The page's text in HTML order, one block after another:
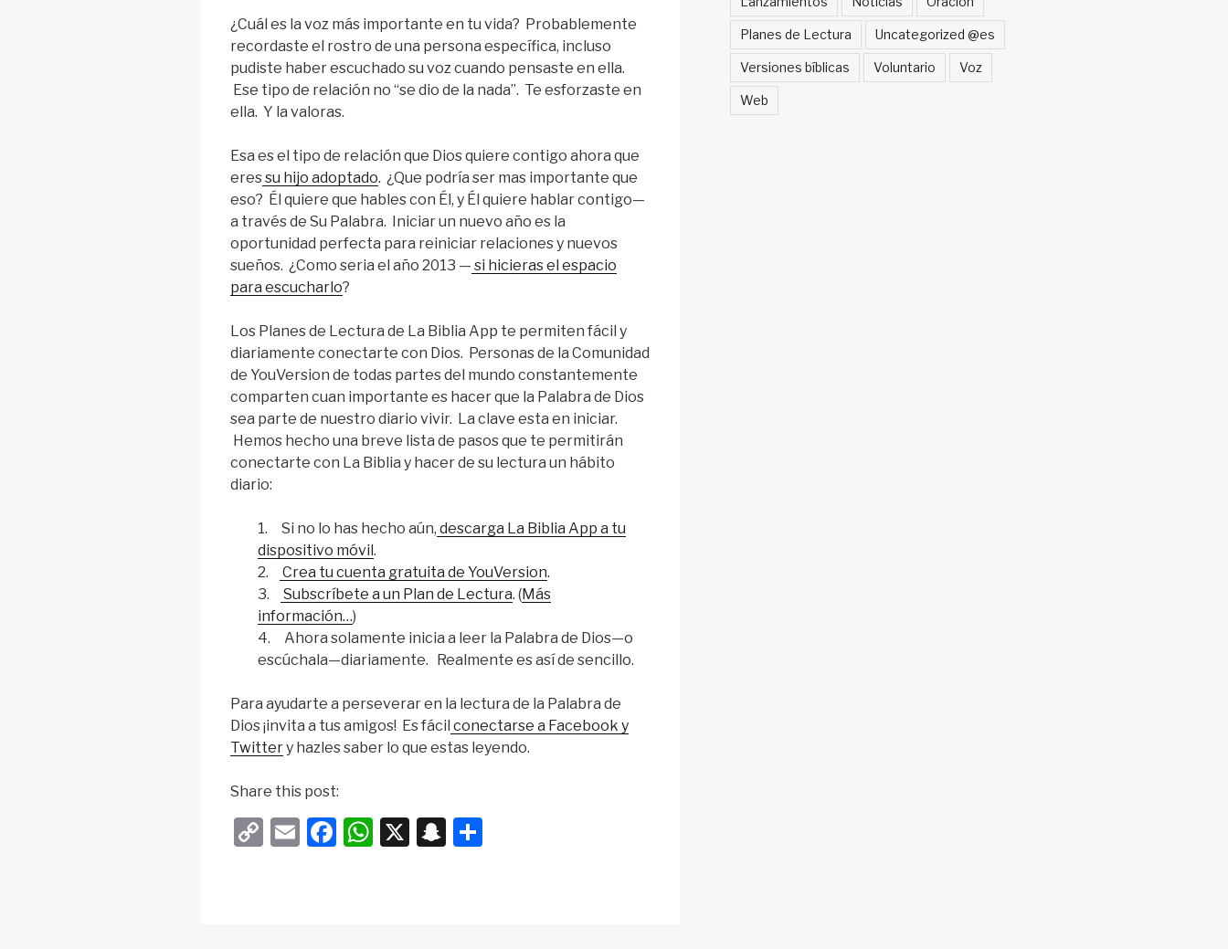
¿Cuál es la voz más importante en tu vida? Probablemente
recordaste el rostro de una persona específica, incluso
pudiste haber escuchado su voz cuando pensaste en ella.
Ese tipo de relación no “se dio de la nada”. Te esforzaste en
ella. Y la valoras.
Esa es el tipo de relación que Dios quiere contigo ahora que
eressu hijo adoptado. ¿Que podría ser mas importante que
eso? Él quiere que hables con Él, y Él quiere hablar contigo—
a través de Su Palabra. Iniciar un nuevo año es la
oportunidad perfecta para reiniciar relaciones y nuevos
sueños. ¿Como seria el año 2013 — si hicieras el espacio
para escucharlo?
Los Planes de Lectura de La Biblia App te permiten fácil y
diariamente conectarte con Dios. Personas de la Comunidad
de YouVersion de todas partes del mundo constantemente
comparten cuan importante es hacer que la Palabra de Dios
sea parte de nuestro diario vivir. La clave esta en iniciar.
Hemos hecho una breve lista de pasos que te permitirán
conectarte con La Biblia y hacer de su lectura un hábito
diario:
1. Si no lo has hecho aún, descarga La Biblia App a tu
dispositivo móvil.
2.
Crea tu cuenta gratuita de YouVersion.
3.
Subscríbete a un Plan de Lectura. (Más
información…)
4. Ahora solamente inicia a leer la Palabra de Dios—o
escúchala—diariamente. Realmente es así de sencillo.
Para ayudarte a perseverar en la lectura de la Palabra de
Dios ¡invita a tus amigos! Es fácil conectarse a Facebook y
Twittery hazles saber lo que estas leyendo.
i
n
Share this post:
C
E
F
W X
S
Planes de Lectura Uncategorized @es
Versiones bíblicas Voluntario Voz
Web